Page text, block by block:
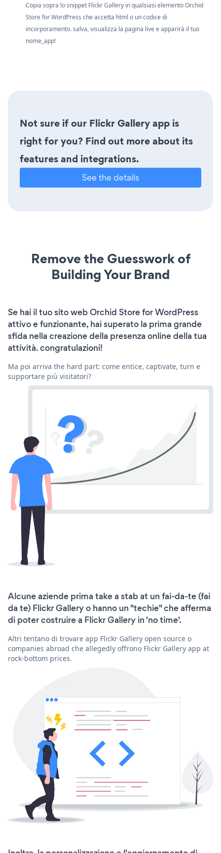
Copia sopra lo snippet Flickr Gallery in qualsiasi elemento Orchid
Store for WordPress che accetta html o un codice di
incorporamento. salva, visualizza la pagina live e apparirà il tuo
nome_app!
Not sure if our Flickr Gallery app is
right for you? Find out more about its
features and integrations.
See the details
Remove the Guesswork of
Building Your Brand
Se hai il tuo sito web Orchid Store for WordPress
attivo e funzionante, hai superato la prima grande
sfida nella creazione della presenza online della tua
attività. congratulazioni!
Ma poi arriva the hard part: come entice, captivate, turn e
supportare più visitatori?
Alcune aziende prima take a stab at un fai-da-te (fai
da te) Flickr Gallery o hanno un "techie" che afferma
di poter costruire a Flickr Gallery in 'no time'.
Altri tentano di trovare app Flickr Gallery open source o
companies abroad che allegedly offrono Flickr Gallery app at
rock-bottom prices.